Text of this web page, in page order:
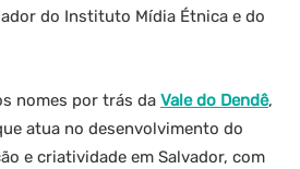
do Instituto Mídia Étnica e do
nomes por trás da Vale do Dendê,
atua no desenvolvimento do
e criatividade em Salvador, com